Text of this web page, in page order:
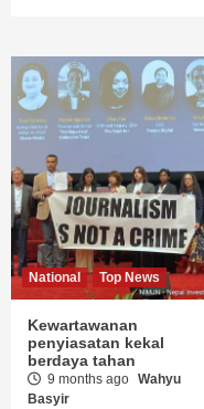
National Top News
Kewartawanan
penyiasatan kekal
berdaya tahan
9 months ago Wahyu
Basyir